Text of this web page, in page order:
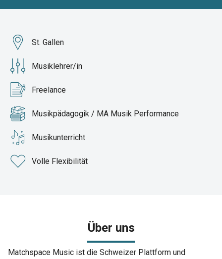
St. Gallen
Musiklehrer/in
Freelance
Musikpädagogik / MA Musik Performance
Musikunterricht
Volle Flexibilität
Über uns
Matchspace Music ist die Schweizer Plattform und